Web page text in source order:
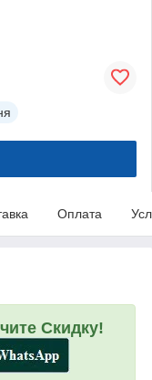
Оплата
Скидку!